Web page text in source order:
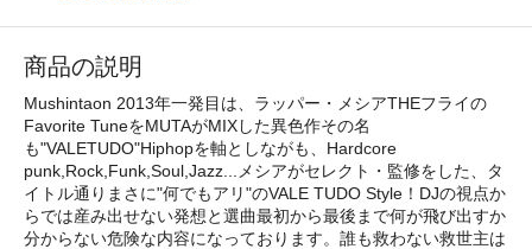
商品の説明
Mushintaon 2013年一発目は、ラッパー・メシアTHEフライの
Favorite TuneをMUTAがMIXした異色作その名
も"VALETUDO"Hiphopを軸としながも、Hardcore
punk,Rock,Funk,Soul,Jazz...メシアがセレクト・監修をした、タ
イトル通りまさに"何でもアリ"のVALE TUDO Style！DJの視点か
らでは産み出せない発想と選曲最初から最後まで何が飛び出すか
分からない危険な内容になっております。誰も救わない救世主は